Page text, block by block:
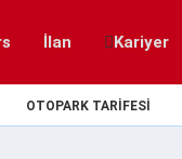
İlan Kariyer
OTOPARK TARIFESI